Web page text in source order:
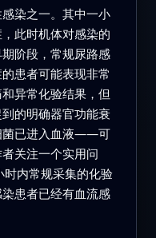
染之一。其中一小
此时机体对感染的
阶段，常规尿路感
患者可能表现非常
异常化验结果，但
的明确器官功能衰
已进入血液——可
关注一个实用问
内常规采集的化验
患者已经有血流感